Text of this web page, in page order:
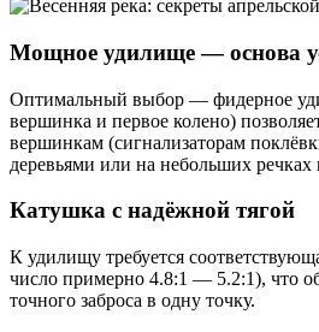
Мощное удилище — основа
Оптимальный выбор — фидерное
вершинка и первое колено)
вершинкам (сигнализаторам
деревьями или на небольших
Катушка с надёжной тягой
К удилищу требуется
число примерно 4.8:1 — 5.2:1), что
точного заброса в одну точку.